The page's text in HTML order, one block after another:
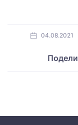
04.08.2021